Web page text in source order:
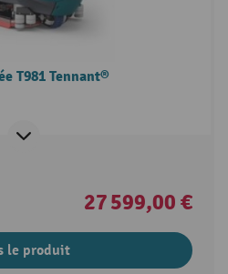
T981 Tennant®
27 599,00 €
le produit